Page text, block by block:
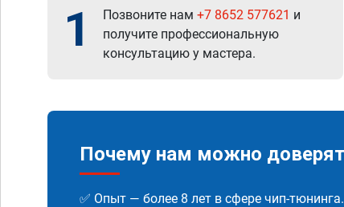
1 Позвоните нам +7 8652 577621 и
получите профессиональную
консультацию у мастера.
Почему нам можно
✅ Опыт — более 8 лет в сфере чип-